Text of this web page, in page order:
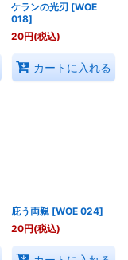
ケランの光刃 [WOE
018]
20円(税込)
カートに入れる
庇う両親 [WOE 024]
20円(税込)